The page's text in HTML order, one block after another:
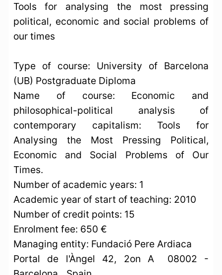
Tools for analysing the most pressing
political, economic and social problems of
our times
Type of course: University of Barcelona
(UB) Postgraduate Diploma
Name of course: Economic and
philosophical-political analysis of
contemporary capitalism: Tools for
Analysing the Most Pressing Political,
Economic and Social Problems of Our
Times.
Number of academic years: 1
Academic year of start of teaching: 2010
Number of credit points: 15
Enrolment fee: 650 €
Managing entity: Fundació Pere Ardiaca
Portal de l'Àngel 42, 2on A 08002 -